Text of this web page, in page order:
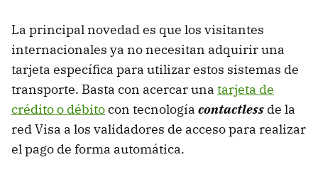
La principal novedad es que los visitantes
internacionales ya no necesitan adquirir una
tarjeta específica para utilizar estos sistemas de
transporte. Basta con acercar una tarjeta de
crédito o débitocon tecnología contactless de la
red Visa a los validadores de acceso para realizar
el pago de forma automática.